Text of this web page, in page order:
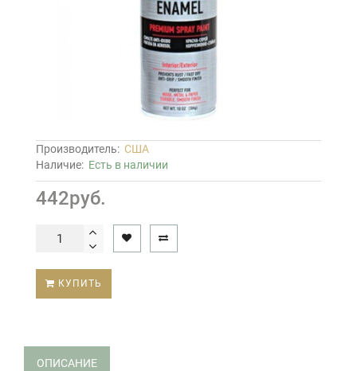
Производитель: США
Наличие: Есть в наличии
442руб.
КУПИТЬ
ОПИСАНИЕ